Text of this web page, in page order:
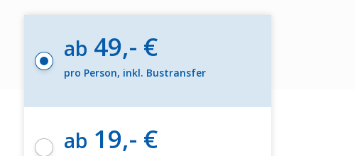
ab 49,- €
pro Person, inkl. Bustransfer
ab 19,- €